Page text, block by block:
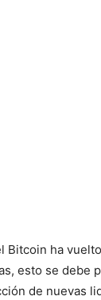
ha
esto se debe
de nuevas